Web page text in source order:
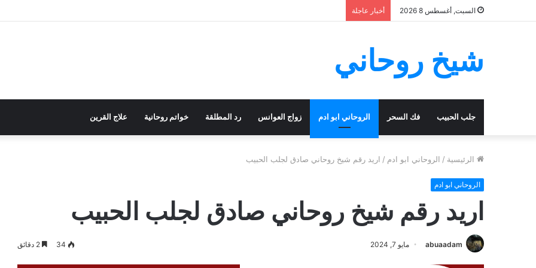
السبت, أغسطس 8 2026 أخبار عاجلة
شيخ روحاني
جلب الحبيب فك السحر الروحاني ابو ادم زواج العوانس رد المطلقة خواتم روحانية علاج القرين
الرئيسية / الروحاني ابو ادم / اريد رقم شيخ روحاني صادق لجلب الحبيب
الروحاني ابو ادم
اريد رقم شيخ روحاني صادق لجلب الحبيب
abuaadam مايو 7, 2024 34